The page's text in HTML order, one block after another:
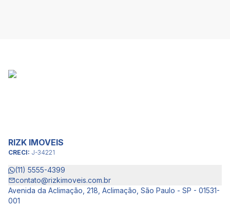
RIZK IMOVEIS
CRECI: J-34221
(11) 5555-4399
contato@rizkimoveis.com.br
Avenida da Aclimação, 218, Aclimação, São Paulo - SP - 01531-
001